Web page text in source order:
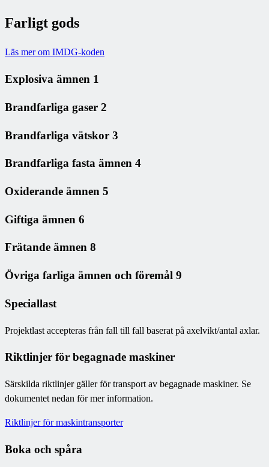
Farligt gods
Läs mer om IMDG-koden
Explosiva ämnen 1
Brandfarliga gaser 2
Brandfarliga vätskor 3
Brandfarliga fasta ämnen 4
Oxiderande ämnen 5
Giftiga ämnen 6
Frätande ämnen 8
Övriga farliga ämnen och föremål 9
Speciallast
Projektlast accepteras från fall till fall baserat på axelvikt/antal axlar.
Riktlinjer för begagnade maskiner
Särskilda riktlinjer gäller för transport av begagnade maskiner. Se
dokumentet nedan för mer information.
Riktlinjer för maskintransporter
Boka och spåra